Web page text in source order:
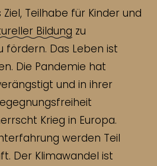
Teilhabe für Kinder und
Bildung zu
fördern. Das Leben ist
Die Pandemie hat
und in ihrer
Krieg in Europa.
werden Teil
Der Klimawandel ist